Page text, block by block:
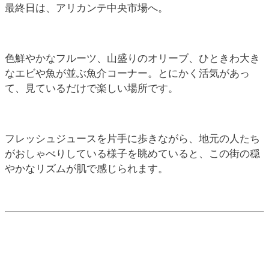
最終日は、アリカンテ中央市場へ。
色鮮やかなフルーツ、山盛りのオリーブ、ひときわ大き
なエビや魚が並ぶ魚介コーナー。とにかく活気があっ
て、見ているだけで楽しい場所です。
フレッシュジュースを片手に歩きながら、地元の人たち
がおしゃべりしている様子を眺めていると、この街の穏
やかなリズムが肌で感じられます。